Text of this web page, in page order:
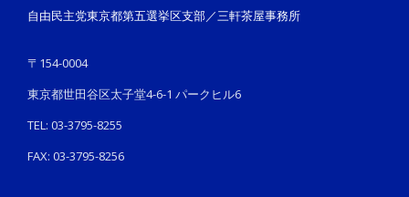
自由民主党東京都第五選挙区支部／三軒茶屋事務所
〒154-0004
東京都世田谷区太子堂4-6-1 パークヒル6
TEL: 03-3795-8255
FAX: 03-3795-8256